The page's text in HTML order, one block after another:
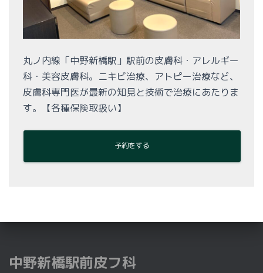
丸ノ内線「中野新橋駅」駅前の皮膚科・アレルギー
科・美容皮膚科。ニキビ治療、アトピー治療など、
皮膚科専門医が最新の知見と技術で治療にあたりま
す。【各種保険取扱い】
予約をする
中野新橋駅前皮フ科